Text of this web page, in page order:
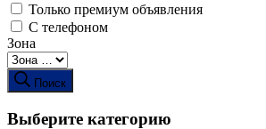
Только премиум объявления
С телефоном
Зона
Поиск
Выберите категорию